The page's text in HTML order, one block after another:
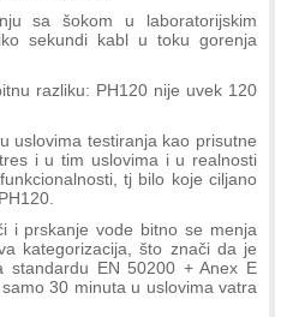
sa šokom u laboratorijskim
sekundi kabl u toku gorenja
razliku: PH120 nije uvek 120
uslovima testiranja kao prisutne
i u tim uslovima i u realnosti
tj bilo koje ciljano
i prskanje vode bitno se menja
kategorizacija, što znači da je
standardu EN 50200 + Anex E
30 minuta u uslovima vatra